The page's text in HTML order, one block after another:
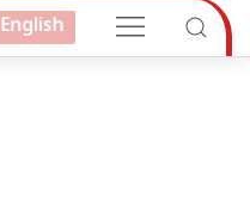
English